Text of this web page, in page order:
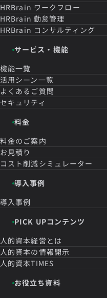
HRBrain ワークフロー
HRBrain 勤怠管理
HRBrain コンサルティング
サービス・機能
機能一覧
活用シーン一覧
よくあるご質問
セキュリティ
料金
料金のご案内
お見積り
コスト削減シミュレーター
導入事例
導入事例
PICK UPコンテンツ
人的資本経営とは
人的資本の情報開示
人的資本TIMES
お役立ち資料